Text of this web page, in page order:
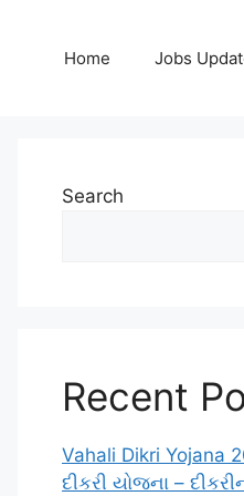
Home Jobs
Search
Recent
Vahali Dikri Yojana
દીકરી યોજના –